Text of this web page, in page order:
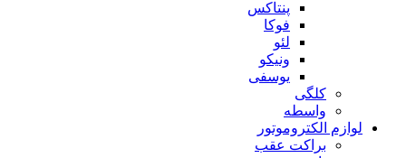
پنتاکس
فوکا
لئو
ونیکو
یوسفی
کلگی
واسطه
لوازم الکتروموتور
براکت عقب